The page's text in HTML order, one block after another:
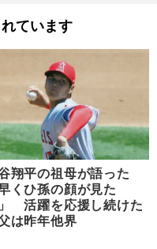
ています
翔平の祖母が語った
早くひ孫の顔が見た
活躍を応援し続けた
は昨年他界